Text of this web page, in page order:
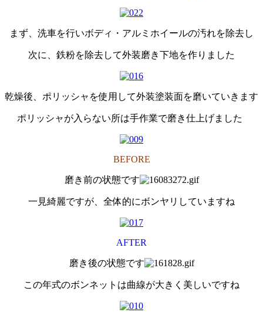
まず、洗車を行いボディ・アルミホイールの汚れを除去し
次に、鉄粉を除去して外装磨き下地を作りました
乾燥後、ポリッシャを使用して外装塗装面を磨いていきます
ポリッシャが入らない所は手作業で磨き仕上げました
BEFORE
磨き前の状態です
一見綺麗ですが、全体的にボンヤリしていますね
AFTER
磨き後の状態です
この年式のボンネットは曲線が大きく美しいですね